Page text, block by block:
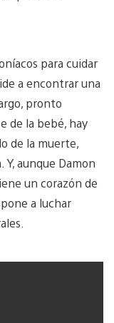
para cuidar
a encontrar una
pronto
de la bebé, hay
de la muerte,
Y, aunque Damon
un corazón de
a luchar